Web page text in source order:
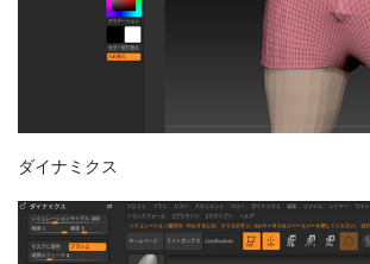
ダイナミクス